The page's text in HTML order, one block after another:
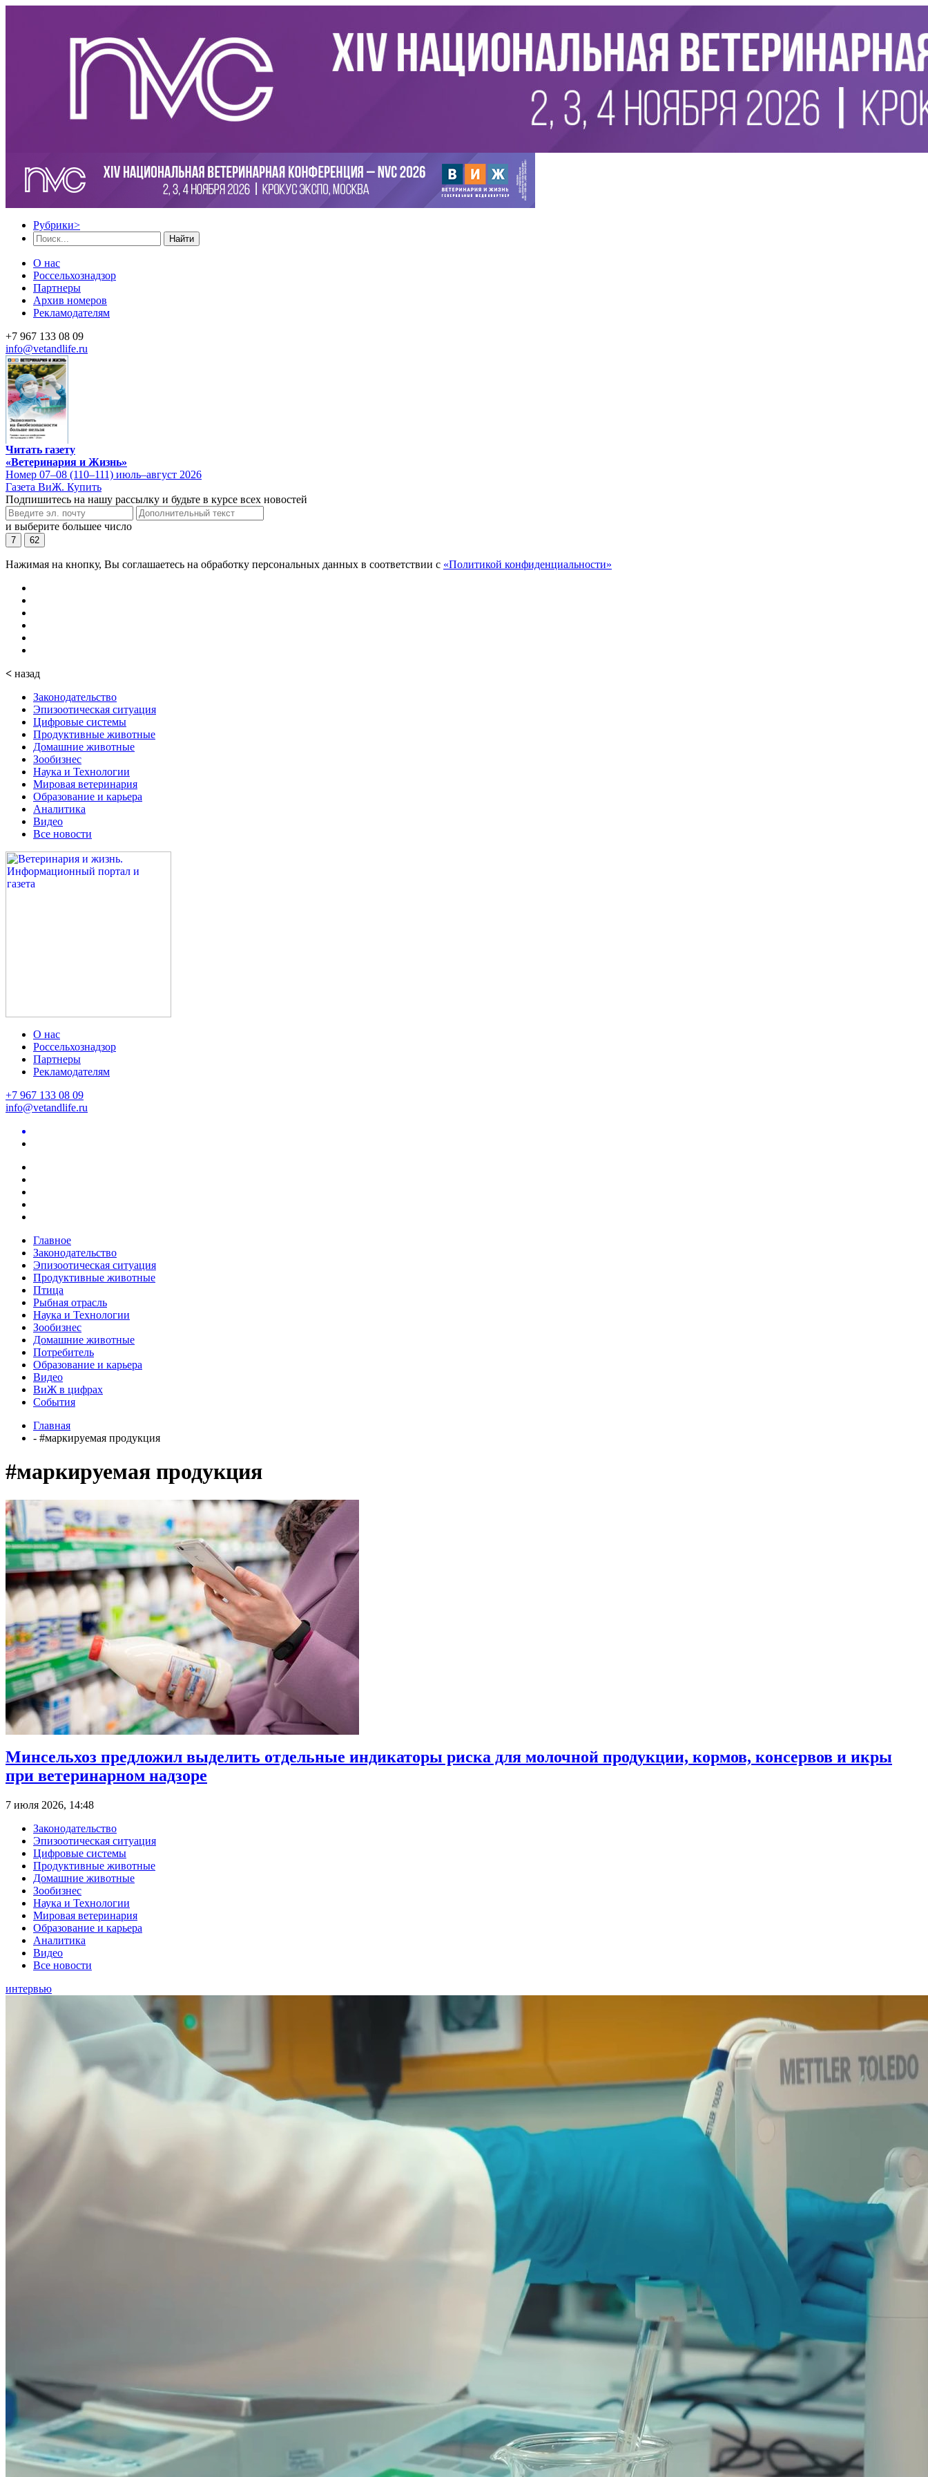
Рубрики>
Найти
О нас
Россельхознадзор
Партнеры
Архив номеров
Рекламодателям
+7 967 133 08 09
info@vetandlife.ru
Читать газету
«Ветеринария и Жизнь»
Номер 07–08 (110–111) июль–август 2026
Газета ВиЖ. Купить
Подпишитесь на нашу рассылку и будьте в курсе всех новостей
и выберите большее число
7 62
Нажимая на кнопку, Вы соглашаетесь на обработку персональных данных в соответствии с «Политикой конфиденциальности»
< назад
Законодательство
Эпизоотическая ситуация
Цифровые системы
Продуктивные животные
Домашние животные
Зообизнес
Наука и Технологии
Мировая ветеринария
Образование и карьера
Аналитика
Видео
Все новости
О нас
Россельхознадзор
Партнеры
Рекламодателям
+7 967 133 08 09
info@vetandlife.ru
Главное
Законодательство
Эпизоотическая ситуация
Продуктивные животные
Птица
Рыбная отрасль
Наука и Технологии
Зообизнес
Домашние животные
Потребитель
Образование и карьера
Видео
ВиЖ в цифрах
События
Главная
- #маркируемая продукция
#маркируемая продукция
Минсельхоз предложил выделить отдельные индикаторы риска для молочной продукции, кормов, консервов и икры
при ветеринарном надзоре
7 июля 2026, 14:48
Законодательство
Эпизоотическая ситуация
Цифровые системы
Продуктивные животные
Домашние животные
Зообизнес
Наука и Технологии
Мировая ветеринария
Образование и карьера
Аналитика
Видео
Все новости
интервью